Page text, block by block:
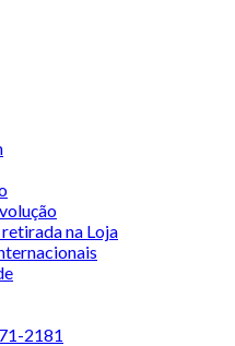
na Loja
2181